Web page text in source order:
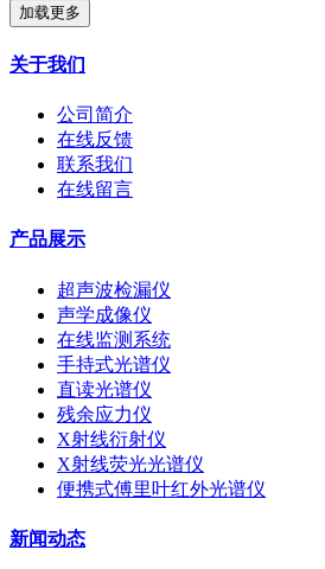
加载更多
关于我们
公司简介
在线反馈
联系我们
在线留言
产品展示
超声波检漏仪
声学成像仪
在线监测系统
手持式光谱仪
直读光谱仪
残余应力仪
X射线衍射仪
X射线荧光光谱仪
便携式傅里叶红外光谱仪
新闻动态